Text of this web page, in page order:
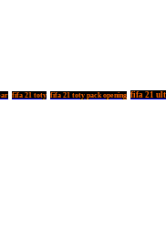
fifa 21 toty fifa 21 toty pack opening fifa 21